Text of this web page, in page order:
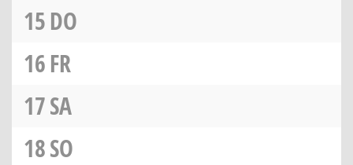
15DO
16FR
17SA
18SO